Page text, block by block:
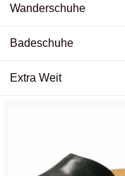
Wanderschuhe
Badeschuhe
Extra Weit